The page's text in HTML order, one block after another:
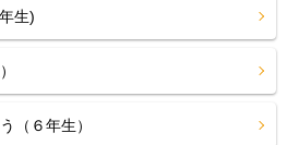
生)
（６年生）